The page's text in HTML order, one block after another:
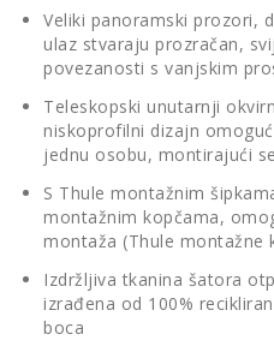
Veliki panoramski prozori,
ulaz stvaraju prozračan,
povezanosti s vanjskim
Teleskopski unutarnji
niskoprofilni dizajn
jednu osobu, montirajući
S Thule montažnim
montažnim kopčama,
montaža (Thule montažne
Izdržljiva tkanina šatora
izrađena od 100%
boca